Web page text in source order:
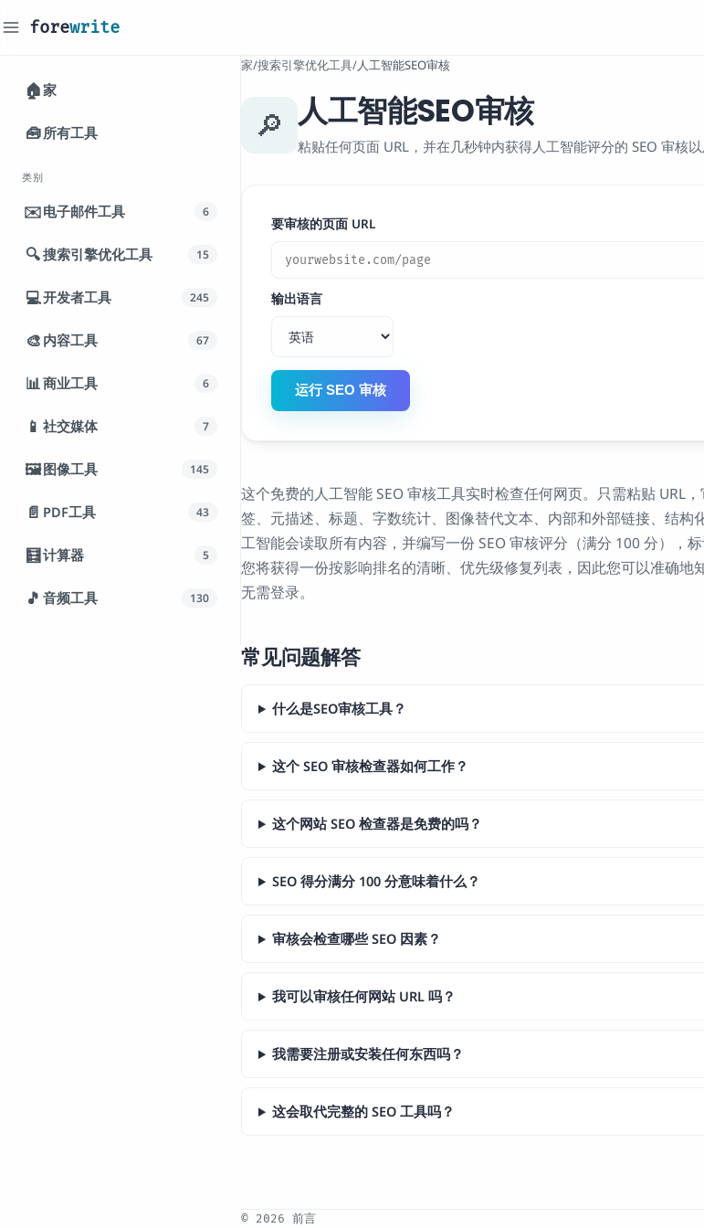
forewrite
🏠家
🧰所有工具
类别
✉️电子邮件工具 6
🔍搜索引擎优化工具 15
💻开发者工具 245
🎨 内容工具 67
📊商业工具 6
📱 社交媒体 7
🖼️图像工具 145
📄 PDF工具 43
🧮计算器 5
🎵 音频工具 130
家/搜索引擎优化工具/人工智能SEO审核
🔎 人工智能SEO审核
粘贴任何页面 URL，并在几秒钟内获得人工智能评分的 SEO 审核以
要审核的页面 URL
输出语言
运行 SEO 审核
这个免费的人工智能 SEO 审核工具实时检查任何网页。只需粘贴 URL
签、元描述、标题、字数统计、图像替代文本、内部和外部链接、结构
工智能会读取所有内容，并编写一份 SEO 审核评分（满分 100 分），
您将获得一份按影响排名的清晰、优先级修复列表，因此您可以准确地
无需登录。
常见问题解答
什么是SEO审核工具？
这个 SEO 审核检查器如何工作？
这个网站 SEO 检查器是免费的吗？
SEO 得分满分 100 分意味着什么？
审核会检查哪些 SEO 因素？
我可以审核任何网站 URL 吗？
我需要注册或安装任何东西吗？
这会取代完整的 SEO 工具吗？
© 2026 前言